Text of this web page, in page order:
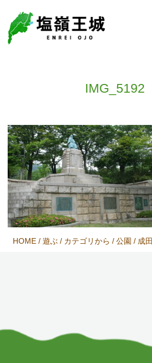
IMG_5192
HOME / 遊ぶ / カテゴリから / 公園 / 成